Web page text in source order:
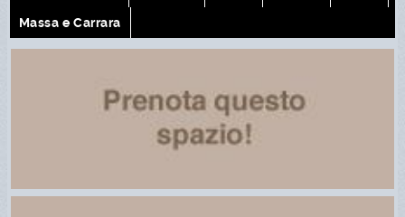
Massa e Carrara